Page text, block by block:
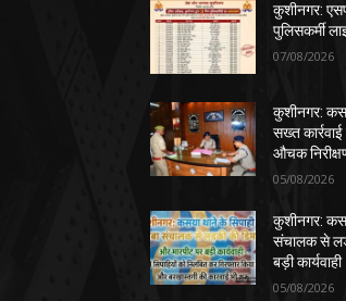
कुशीनगर:
पुलिसकर्मी
07/08/2026
कुशीनगर:
सख्त
औचक
05/08/2026
कुशीनगर:
संचालक से
बड़ी कार्यवाही
05/08/2026